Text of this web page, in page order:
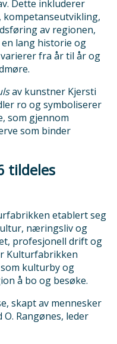
Dette inkluderer
av regionen,
lang historie og
fra år til år og
av kunstner Kjersti
ro og symboliserer
som gjennom
som binder
tildeles
etablert seg
næringsliv og
profesjonell drift og
Kulturfabrikken
kulturby og
å bo og besøke.
skapt av mennesker
Rangønes, leder